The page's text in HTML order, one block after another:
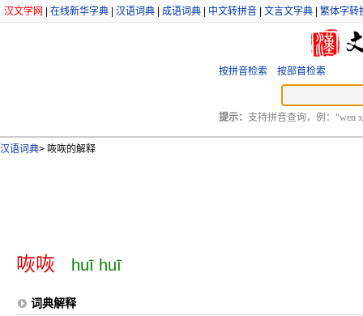
汉文学网 在线新华字典 汉语词典 成语词典 中文转拼音 文言文字典 繁体字转
按拼音检索 按部首检索
提示： 支持拼音查询，例：“wen
汉语词典> 咴咴的解释
咴咴 huī huī
词典解释